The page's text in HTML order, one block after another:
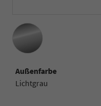
Außenfarbe
Lichtgrau